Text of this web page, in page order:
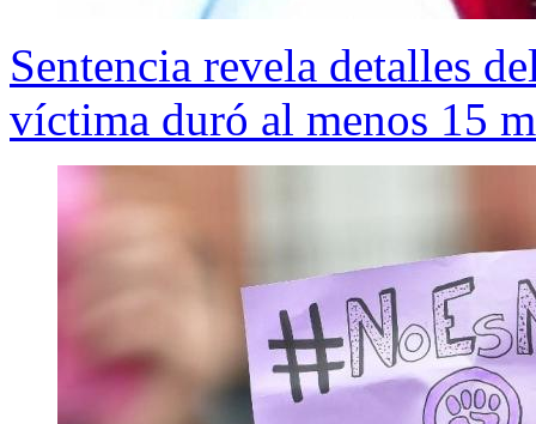
Sentencia revela detalles
víctima duró al menos 15